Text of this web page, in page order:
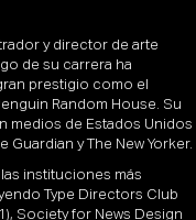
y director de arte
de su carrera ha
prestigio como el
Random House. Su
medios de Estados Unidos
Guardian y The New Yorker.
instituciones más
Type Directors Club
Society for News Design